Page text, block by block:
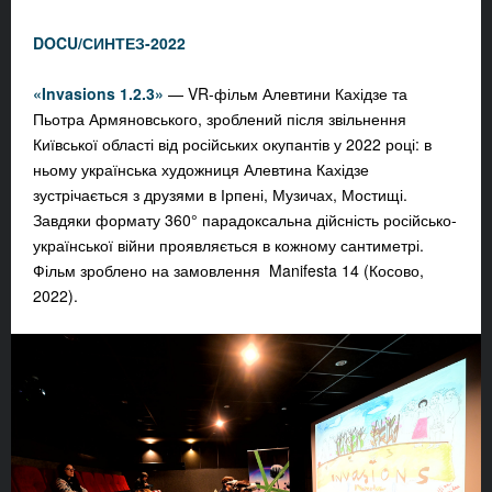
DOCU/СИНТЕЗ-2022
«Invasions 1.2.3» — VR-фільм Алевтини Кахідзе та
Пьотра Армяновського, зроблений після звільнення
Київської області від російських окупантів у 2022 році: в
ньому українська художниця Алевтина Кахідзе
зустрічається з друзями в Ірпені, Музичах, Мостищі.
Завдяки формату 360° парадоксальна дійсність російсько-
української війни проявляється в кожному сантиметрі.
Фільм зроблено на замовлення Manifesta 14 (Косово,
2022).